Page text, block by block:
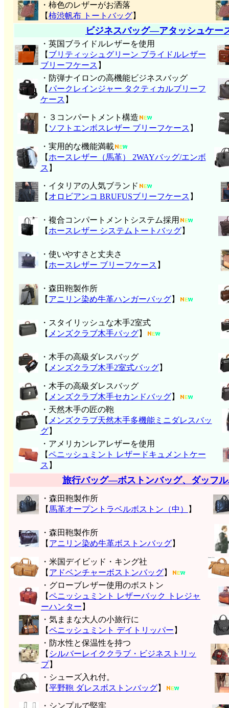
・柿色のレザーがお洒落
【柿渋帆布 トートバッグ】
ビジネスバッグ―アタッシュケー
・英国ブライドルレザーを使用
【 ブリティッシュグリーン ブライドルレザー
ブリーフケース 】
・防弾ナイロンの高機能ビジネスバッグ
【パークレインジャー タクティカルブリーフ
ケース 】
・３コンパートメント構造
【 ソフトエンボスレザー ブリーフケース 】
・実用的な機能満載
【 ホースレザー（馬革） 2WAYバッグ/エンボ
ス 】
・イタリアの人気ブランド
【 オロビアンコ BRUFUSブリーフケース 】
・複合コンパートメントシステム採用
【 ホースレザー システムトートバッグ】
・使いやすさと丈夫さ
【 ホースレザー ブリーフケース 】
・森田鞄製作所
【 アニリン染め牛革ハンガーバッグ】
・スタイリッシュな木手2室式
【 メンズクラブ木手バッグ】
・木手の高級ダレスバッグ
【 メンズクラブ木手2室式バッグ】
・木手の高級ダレスバッグ
【 メンズクラブ木手セカンドバッグ】
・天然木手の匠の鞄
【 メンズクラブ天然木手多機能ミニダレスバッ
グ】
・アメリカンレアレザーを使用
【ペニッシュミント レザードキュメントケー
ス 】
旅行バッグ―ボストンバッグ、ダッフ
・森田鞄製作所
【 馬革オープントラベルボストン（中） 】
・森田鞄製作所
【 アニリン染め牛革ボストンバッグ】
・米国デイビッド・キング社
【 アドベンチャーボストンバッグ】
・グローブレザー使用のボストン
【ペニッシュミント レザーバック トレジャ
ーハンター 】
・気ままな大人の小旅行に
【ペニッシュミント デイトリッパー 】
・防水性と保温性を持つ
【 シルバーレイククラブ・ビジネストリッ
プ】
・シューズ入れ付。
【平野鞄 ダレスボストンバッグ】
・シンプルで堅牢